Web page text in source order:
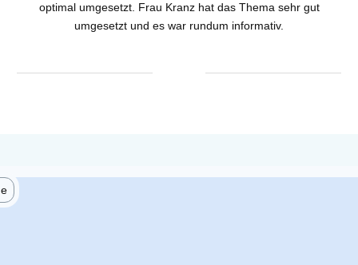
optimal umgesetzt. Frau Kranz hat das Thema sehr gut
umgesetzt und es war rundum informativ.